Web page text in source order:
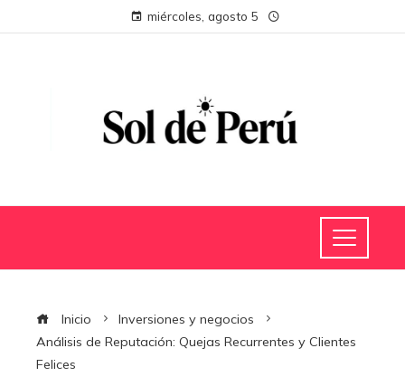
miércoles, agosto 5
Inicio
Inversiones y negocios
Análisis de Reputación: Quejas Recurrentes y Clientes
Felices